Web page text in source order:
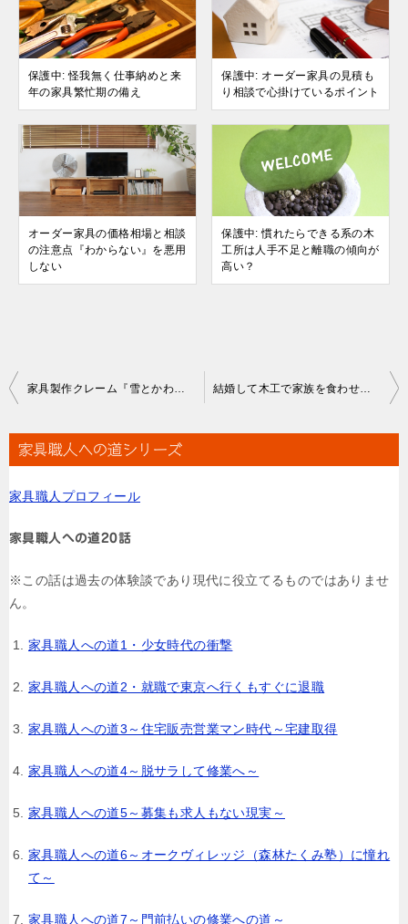
保護中: 怪我無く仕事納めと来
年の家具繁忙期の備え
保護中: オーダー家具の見積も
り相談で心掛けているポイント
オーダー家具の価格相場と相談
の注意点『わからない』を悪用
しない
保護中: 慣れたらできる系の木
工所は人手不足と離職の傾向が
高い？
投
ナ
ゲ
ー
ョ
家具製作クレーム『雪とかわけわからん言い訳するな！』 結婚して木工で家族を食わせていけるのがプロだといわれた
家具職人への道シリーズ
家具職人プロフィール
家具職人への道20話
※この話は過去の体験談であり現代に役立てるものではありませ
ん。
家具職人への道1・少女時代の衝撃
家具職人への道2・就職で東京へ行くもすぐに退職
家具職人への道3～住宅販売営業マン時代～宅建取得
家具職人への道4～脱サラして修業へ～
家具職人への道5～募集も求人もない現実～
家具職人への道6～オークヴィレッジ（森林たくみ塾）に憧れ
て～
家具職人への道7～門前払いの修業への道～